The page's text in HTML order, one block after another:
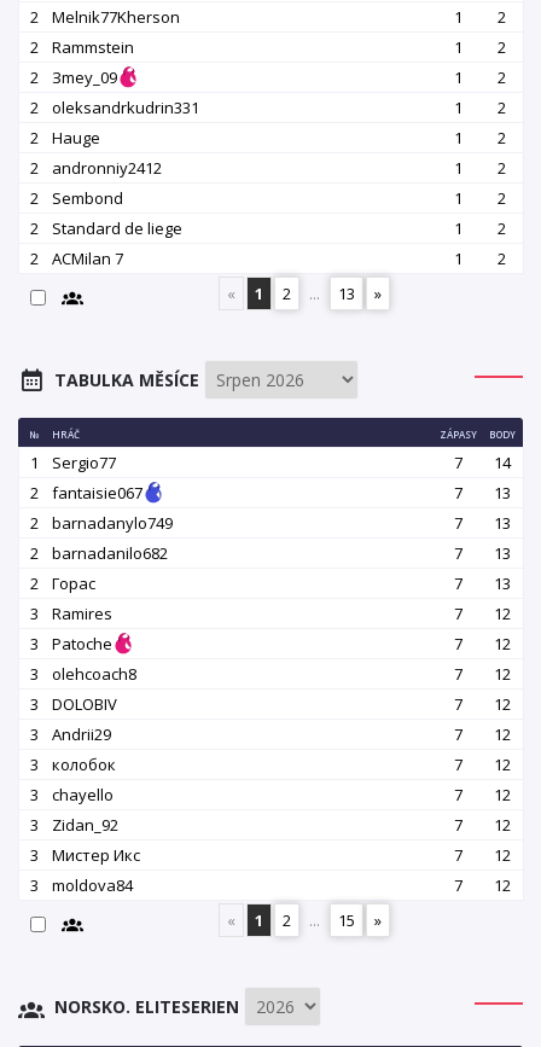
2
Melnik77Kherson 1
2
2
Rammstein 1
2
2
Зmey_09 1
2
2
oleksandrkudrin331 1
2
2
Hauge 1
2
2
andronniy2412 1
2
2
Sembond 1
2
2
Standard de liege 1
2
2
ACMilan 7 1
2
«
1 2 ... 13 »
TABULKA MĚSÍCE
№ HRÁČ ZÁPASY BODY
1 Sergio77 7
14
2
fantaisie067 7
13
2
barnadanylo749 7
13
2
barnadanilo682 7
13
2
Горас 7
13
3
Ramires 7
12
3
Patoche 7
12
3
olehcoach8 7
12
3
DOLOBIV 7
12
3
Andrii29 7
12
3
колобок 7
12
3
chayello 7
12
3
Zidan_92 7
12
3
Мистер Икс 7
12
3
moldova84 7
12
«
1 2 ... 15 »
NORSKO. ELITESERIEN